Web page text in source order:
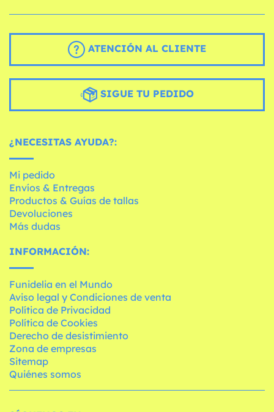
ATENCIÓN AL CLIENTE
SIGUE TU PEDIDO
¿NECESITAS AYUDA?:
Mi pedido
Envíos & Entregas
Productos & Guías de tallas
Devoluciones
Más dudas
INFORMACIÓN:
Funidelia en el Mundo
Aviso legal y Condiciones de venta
Política de Privacidad
Política de Cookies
Derecho de desistimiento
Zona de empresas
Sitemap
Quiénes somos